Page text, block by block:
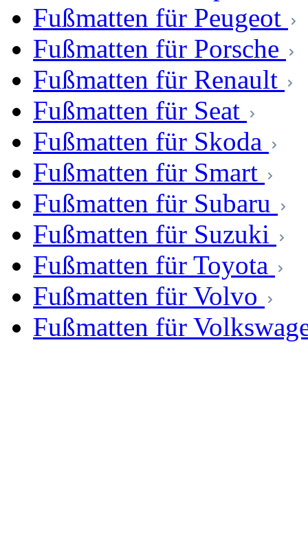
Fußmatten für Peugeot
Fußmatten für Porsche
Fußmatten für Renault
Fußmatten für Seat
Fußmatten für Skoda
Fußmatten für Smart
Fußmatten für Subaru
Fußmatten für Suzuki
Fußmatten für Toyota
Fußmatten für Volvo
Fußmatten für